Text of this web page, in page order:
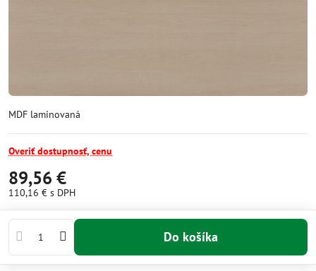
MDF laminovaná
Overiť dostupnosť, cenu
89,56 €
110,16 € s DPH
Do košíka